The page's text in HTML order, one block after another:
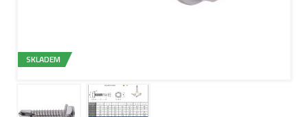
SKLADEM